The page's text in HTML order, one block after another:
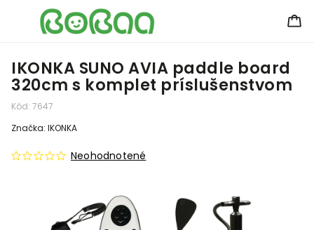
IKONKA SUNO AVIA paddle board
320cm s komplet príslušenstvom
Kód: 7647
Neohodnotené
Značka: IKONKA